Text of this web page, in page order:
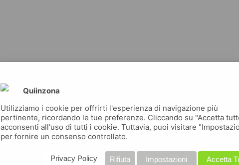
Quiinzona
Utilizziamo i cookie per offrirti l'esperienza di navigazione più
pertinente, ricordando le tue preferenze. Cliccando su "Accetta
acconsenti all'uso di tutti i cookie. Tuttavia, puoi visitare
per fornire un consenso controllato.
Accetta
Impostazioni
Rifiuta
Privacy Policy